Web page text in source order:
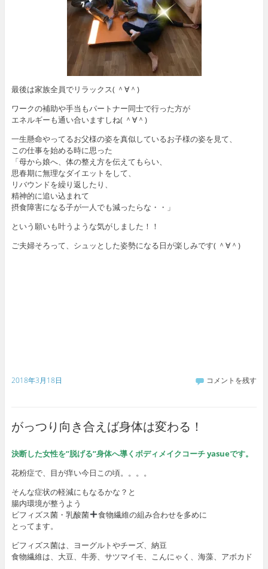
最後は家族全員でリラックス( ＾∀＾)
ワークの補助や手当もパートナー同士で行った方が
エネルギーも通い合いますしね( ＾∀＾)
一生懸命やってるお父様の姿を真似しているお子様の姿を見て、
この仕事を始める時に思った
「母から娘へ、体の整え方を伝えてもらい、
思春期に無理なダイエットをして、
リバウンドを繰り返したり、
精神的に追い込まれて
摂食障害になる子が一人でも減ったらな・・」
という願いも叶うような気がしました！！
ご夫婦そろって、シュッとした姿勢になる日が楽しみです( ＾∀＾)
2018年3月18日 コメントを残す
がっつり向き合えば身体は変わる！
決断した女性を”脱げる”身体へ導くボディメイクコーチ yasueです。
花粉症で、目が痒い今日この頃。。。。
そんな症状の軽減にもなるかな？と
腸内環境が整うよう
ビフィズス菌・乳酸菌
食物繊維の組み合わせを多めに
とってます。
ビフィズス菌は、ヨーグルトやチーズ、納豆
食物繊維は、大豆、牛蒡、サツマイモ、こんにゃく、海藻、アボカド